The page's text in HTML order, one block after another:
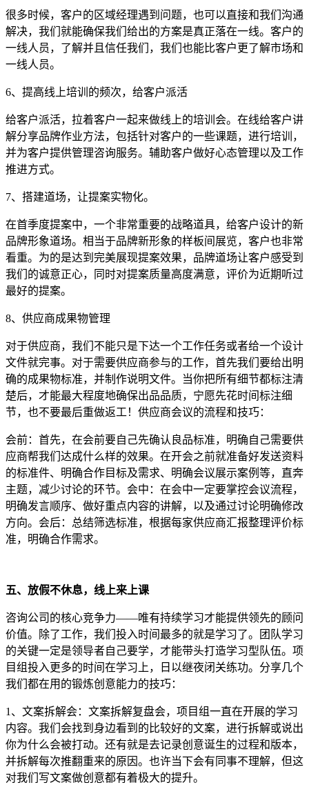
很多时候，客户的区域经理遇到问题，也可以直接和我们沟通
解决，我们就能确保我们给出的方案是真正落在一线。客户的
一线人员，了解并且信任我们，我们也能比客户更了解市场和
一线人员。
6、提高线上培训的频次，给客户派活
给客户派活，拉着客户一起来做线上的培训会。在线给客户讲
解分享品牌作业方法，包括针对客户的一些课题，进行培训，
并为客户提供管理咨询服务。辅助客户做好心态管理以及工作
推进方式。
7、搭建道场，让提案实物化。
在首季度提案中，一个非常重要的战略道具，给客户设计的新
品牌形象道场。相当于品牌新形象的样板间展览，客户也非常
看重。为的是达到完美展现提案效果，品牌道场让客户感受到
我们的诚意正心，同时对提案质量高度满意，评价为近期听过
最好的提案。
8、供应商成果物管理
对于供应商，我们不能只是下达一个工作任务或者给一个设计
文件就完事。对于需要供应商参与的工作，首先我们要给出明
确的成果物标准，并制作说明文件。当你把所有细节都标注清
楚后，才能最大程度地确保出品品质，宁愿先花时间标注细
节，也不要最后重做返工！供应商会议的流程和技巧：
会前：首先，在会前要自己先确认良品标准，明确自己需要供
应商帮我们达成什么样的效果。在开会之前就准备好发送资料
的标准件、明确合作目标及需求、明确会议展示案例等，直奔
主题，减少讨论的环节。会中：在会中一定要掌控会议流程，
明确发言顺序、做好重点内容的讲解，以及通过讨论明确修改
方向。会后：总结筛选标准，根据每家供应商汇报整理评价标
准，明确合作需求。
五、放假不休息，线上来上课
咨询公司的核心竞争力——唯有持续学习才能提供领先的顾问
价值。除了工作，我们投入时间最多的就是学习了。团队学习
的关键一定是领导者自己要学，才能带头打造学习型队伍。项
目组投入更多的时间在学习上，日以继夜闭关练功。分享几个
我们都在用的锻炼创意能力的技巧：
1、文案拆解会：文案拆解复盘会，项目组一直在开展的学习
内容。我们会找到身边看到的比较好的文案，进行拆解或说出
你为什么会被打动。还有就是去记录创意诞生的过程和版本，
并拆解每次推翻重来的原因。也许当下会有同事不理解，但这
对我们写文案做创意都有着极大的提升。